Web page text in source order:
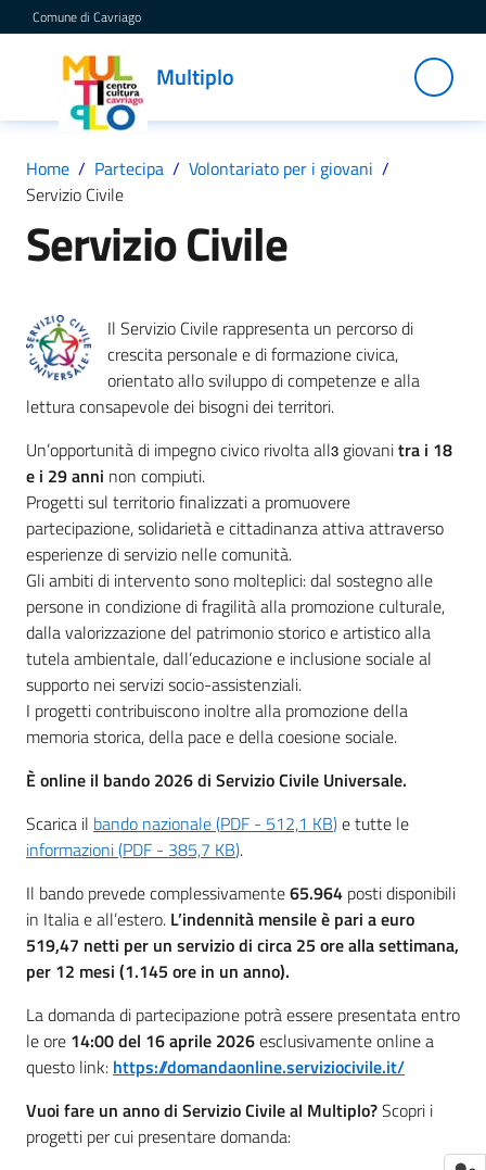
Vai al contenuto
Vai alla navigazione
Vai al footer
Comune di Cavriago
Multiplo
Multiplo
Centro
Cultura
Servizi
C
a
a
o
g
o
Eventi
Corsi
Progetti
Partecipa
Sostieni
Per
saperne
di
più
Home / Partecipa / Volontariato per i giovani /
Servizio Civile
Servizio Civile
Il Servizio Civile rappresenta un percorso di
crescita personale e di formazione civica,
orientato allo sviluppo di competenze e alla
lettura consapevole dei bisogni dei territori.
Un’opportunità di impegno civico rivolta allɜ giovanitra i 18
e i 29 anni non compiuti.
Progetti sul territorio finalizzati a promuovere
partecipazione, solidarietà e cittadinanza attiva attraverso
esperienze di servizio nelle comunità.
Gli ambiti di intervento sono molteplici: dal sostegno alle
persone in condizione di fragilità alla promozione culturale,
dalla valorizzazione del patrimonio storico e artistico alla
tutela ambientale, dall’educazione e inclusione sociale al
supporto nei servizi socio-assistenziali.
I progetti contribuiscono inoltre alla promozione della
memoria storica, della pace e della coesione sociale.
È online il bando 2026 di Servizio Civile Universale.
Scarica il bando nazionale(PDF - 512,1 KB)e tutte le
informazioni(PDF - 385,7 KB).
Il bando prevede complessivamente65.964 posti disponibili
in Italia e all’estero. L’indennità mensile è pari a euro
519,47 netti per un servizio di circa 25 ore alla settimana,
per 12 mesi (1.145 ore in un anno).
La domanda di partecipazione potrà essere presentata entro
le ore 14:00 del 16 aprile 2026esclusivamente online a
questo link: https://domandaonline.serviziocivile.it/
Vuoi fare un anno di Servizio Civile al Multiplo?Scopri i
progetti per cui presentare domanda: